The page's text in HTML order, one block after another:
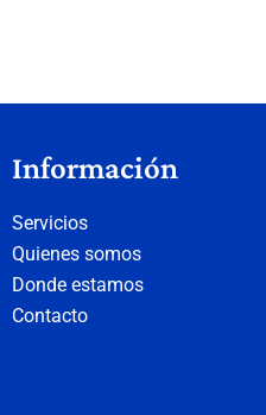
Información
Servicios
Quienes somos
Donde estamos
Contacto